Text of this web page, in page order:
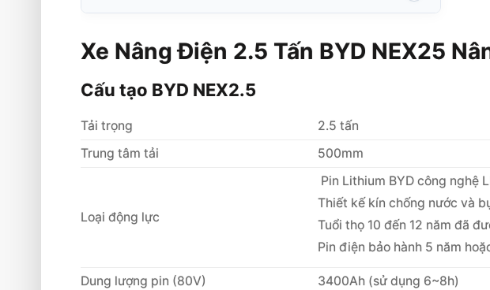
Pin Lithium
Ưu điểm BYD NEX25
AI phát hiện người ở trước hoặc sau xe
Về thương hiệu
Xe Nâng Điện 2.5 Tấn BYD NEX25
Cấu tạo BYD NEX2.5
Tải trọng
2.5 tấn
Trung tâm tải
500mm
Loại động lực
Pin Lithium BYD công nghệ
Thiết kế kín chống nước và
Tuổi thọ 10 đến 12 năm đã
Pin điện bảo hành 5 năm
Dung lượng pin (80V)
3400Ah (sử dụng 6~8h)